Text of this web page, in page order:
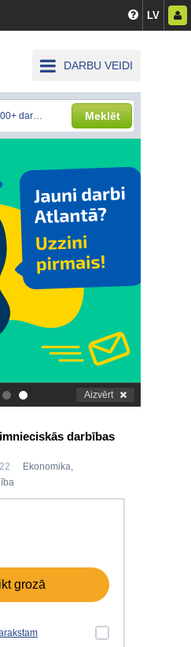
LV
DARBU VEIDI
Meklēt
. Aizvērt
darbības
22 Ekonomika,
grozā